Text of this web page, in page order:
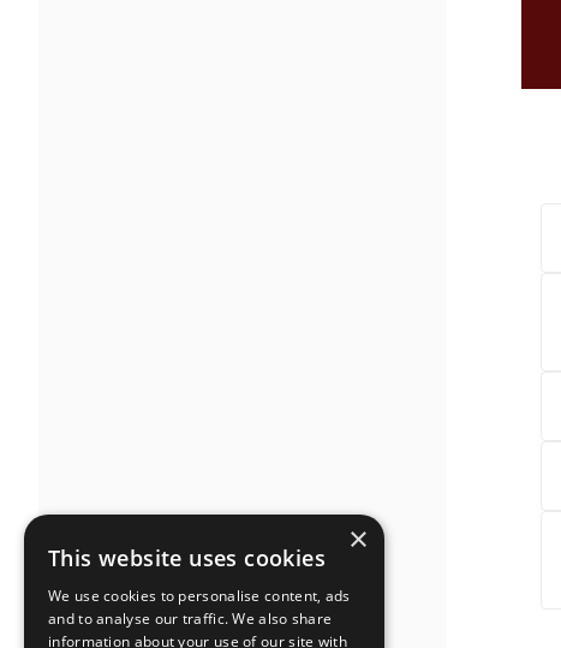
×
This website uses cookies
We use cookies to personalise content, ads
and to analyse our traffic. We also share
information about your use of our site with